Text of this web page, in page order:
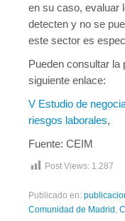
en su caso, evaluar
detecten y no se
este sector es
Pueden consultar la
siguiente enlace:
V Estudio de
riesgos laborales,
Fuente: CEIM
Post Views: 1.287
Publicado en:
Comunidad de Madrid